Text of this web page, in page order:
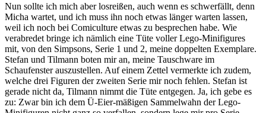
Nun sollte ich mich aber losreißen, auch wenn es schwerfällt, denn
Micha wartet, und ich muss ihn noch etwas länger warten lassen,
weil ich noch bei Comiculture etwas zu besprechen habe. Wie
verabredet bringe ich nämlich eine Tüte voller Lego-Minifigures
mit, von den Simpsons, Serie 1 und 2, meine doppelten Exemplare.
Stefan und Tilmann boten mir an, meine Tauschware im
Schaufenster auszustellen. Auf einem Zettel vermerkte ich zudem,
welche drei Figuren der zweiten Serie mir noch fehlen. Stefan ist
gerade nicht da, Tilmann nimmt die Tüte entgegen. Ja, ich gebe es
zu: Zwar bin ich dem Ü-Eier-mäßigen Sammelwahn der Lego-